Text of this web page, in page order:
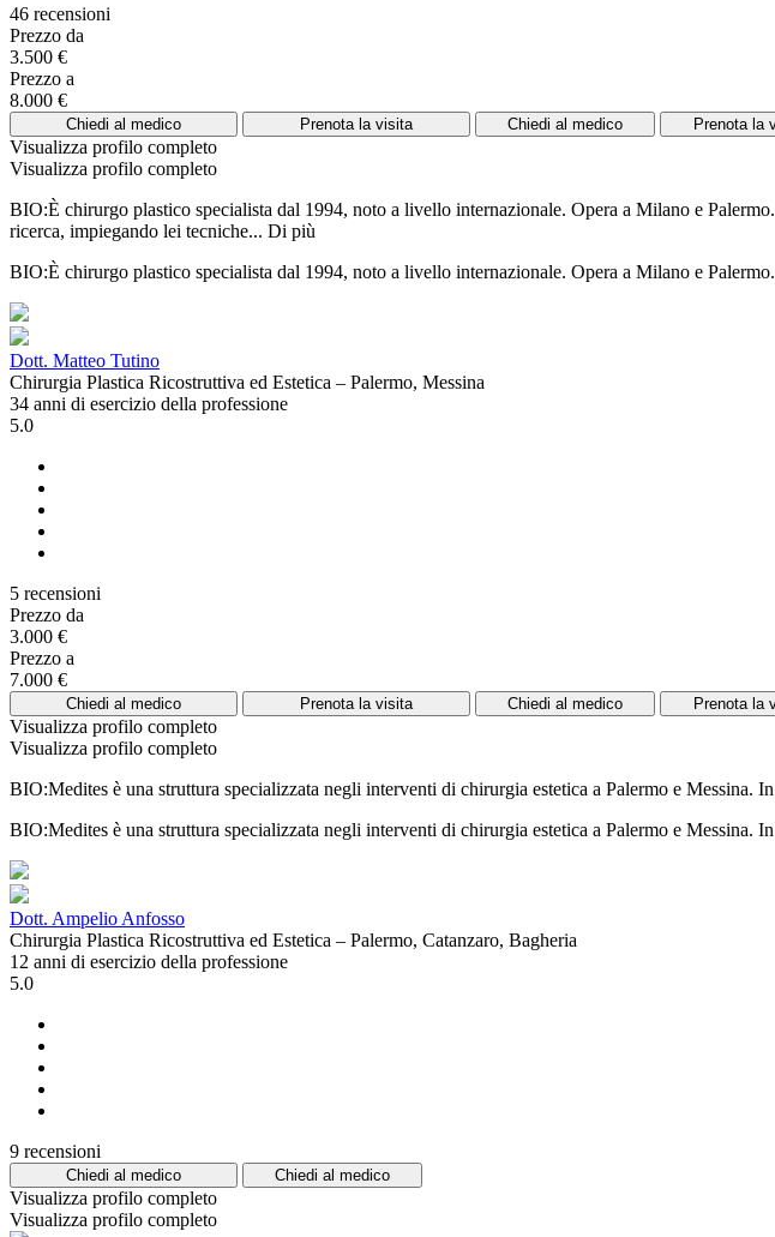
46 recensioni
Prezzo da
3.500 €
Prezzo a
8.000 €
Chiedi al medico Prenota la visita Chiedi al medico Prenota la
Visualizza profilo completo
Visualizza profilo completo
BIO:È chirurgo plastico specialista dal 1994, noto a livello internazionale. Opera a Milano e
ricerca, impiegando lei tecniche... Di più
BIO:È chirurgo plastico specialista dal 1994, noto a livello internazionale. Opera a Milano e
Dott. Matteo Tutino
Chirurgia Plastica Ricostruttiva ed Estetica – Palermo, Messina
34 anni di esercizio della professione
5.0
5 recensioni
Prezzo da
3.000 €
Prezzo a
7.000 €
Chiedi al medico Prenota la visita Chiedi al medico Prenota la
Visualizza profilo completo
Visualizza profilo completo
BIO:Medites è una struttura specializzata negli interventi di chirurgia estetica a Palermo e
BIO:Medites è una struttura specializzata negli interventi di chirurgia estetica a Palermo e Messina.
Dott. Ampelio Anfosso
Chirurgia Plastica Ricostruttiva ed Estetica – Palermo, Catanzaro, Bagheria
12 anni di esercizio della professione
5.0
9 recensioni
Chiedi al medico Chiedi al medico
Visualizza profilo completo
Visualizza profilo completo